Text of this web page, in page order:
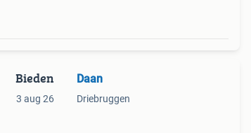
Bieden
3 aug 26
Daan
Driebruggen